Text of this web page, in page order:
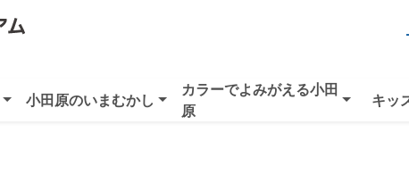
小田原のいまむかし
カラーでよみがえる小田
原
キッ